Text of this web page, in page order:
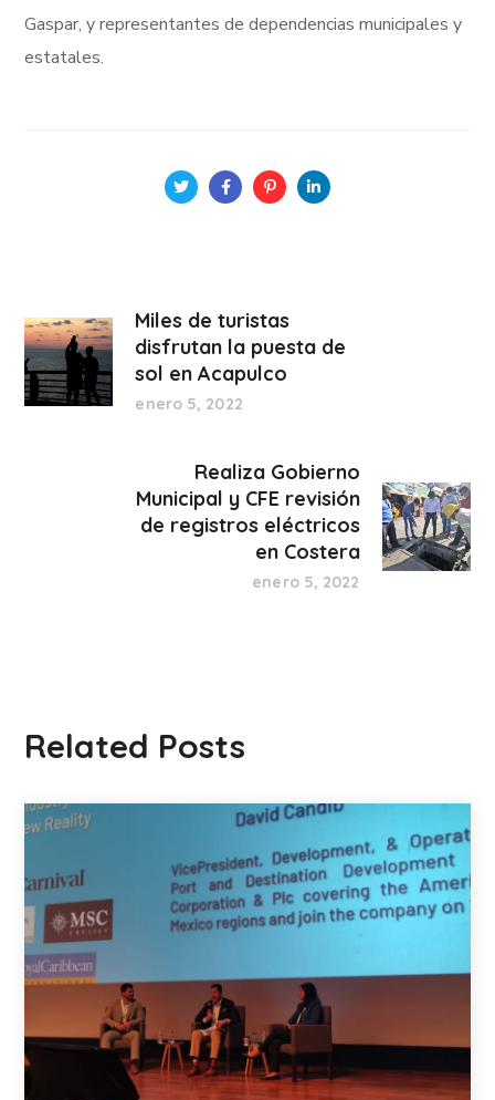
Gaspar, y representantes de dependencias municipales y
estatales.
Miles de turistas
disfrutan la puesta de
sol en Acapulco
enero 5, 2022
Realiza Gobierno
Municipal y CFE revisión
de registros eléctricos
en Costera
enero 5, 2022
Related Posts